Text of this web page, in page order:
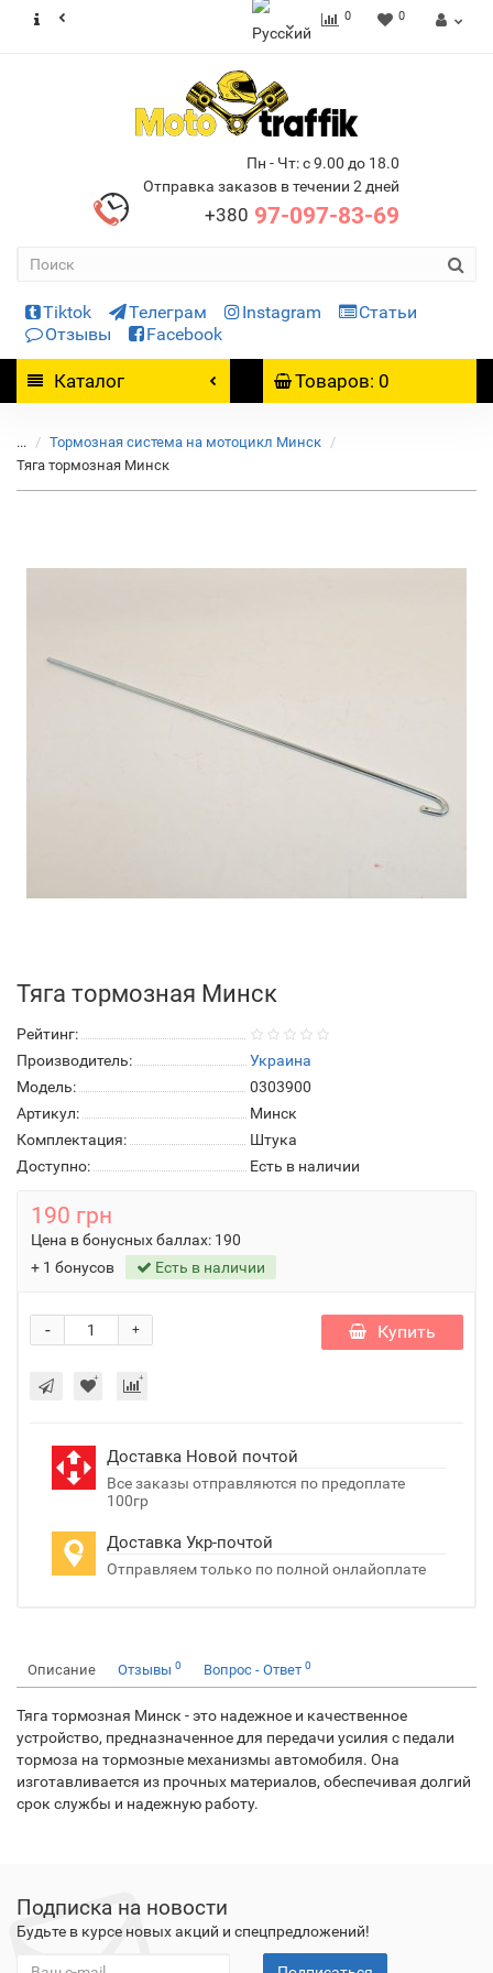
0 0
Пн - Чт: с 9.00 до 18.0
Отправка заказов в течении 2 дней
+380 97-097-83-69
Tiktok Телеграм Instagram
Статьи
Отзывы
Facebook
Каталог Товаров: 0
...
Тормозная система на мотоцикл Минск
Тяга тормозная Минск
Тяга тормозная Минск
Рейтинг:
Производитель:
Украина
Модель:
0303900
Артикул:
Минск
Комплектация:
Штука
Доступно:
Есть в наличии
190 грн
Цена в бонусных баллах: 190
+ 1 бонусов
Есть в наличии
+
- Купить
Доставка Новой почтой
Все заказы отправляются по предоплате
100гр
Доставка Укр-почтой
Отправляем только по полной онлайоплате
Описание Отзывы 0 Вопрос - Ответ 0
Тяга тормозная Минск - это надежное и качественное
устройство, предназначенное для передачи усилия с педали
тормоза на тормозные механизмы автомобиля. Она
изготавливается из прочных материалов, обеспечивая долгий
срок службы и надежную работу.
Подписка на новости
Будьте в курсе новых акций и спецпредложений!